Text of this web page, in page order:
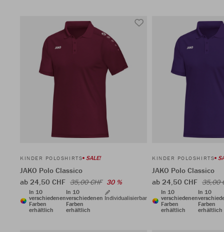
KINDER POLOSHIRTS SALE!
JAKO Polo Classico
ab 24,50 CHF 35,00 CHF 30 %
In 10
verschiedenen
Farben
erhältlich
In 10
verschiedenen
Farben
erhältlich
Individualisierbar
KINDER POLOSHIRTS
JAKO Polo Classico
ab 24,50 CHF 35,00
In 10
verschiedenen
Farben
erhältlich
In 10
Farben
erhältlich